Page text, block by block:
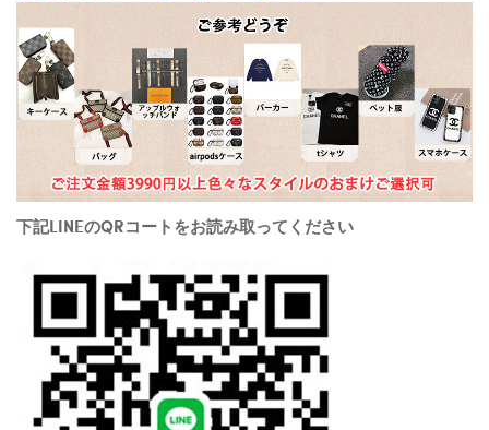
下記LINEのQRコートをお読み取ってください